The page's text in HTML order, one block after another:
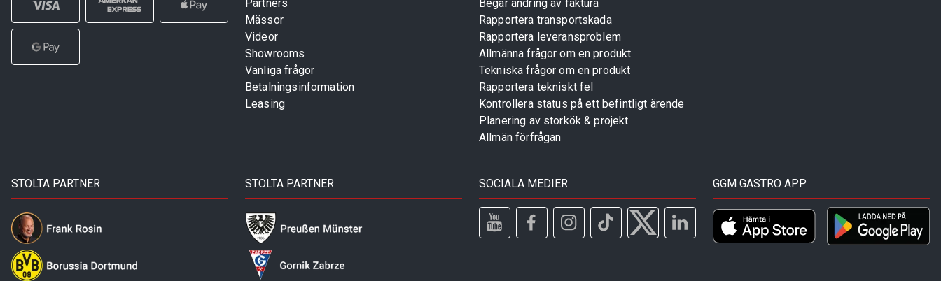
Partners
Mässor
Videor
Showrooms
Vanliga frågor
Betalningsinformation
Leasing
Begär ändring av faktura
Rapportera transportskada
Rapportera leveransproblem
Allmänna frågor om en produkt
Tekniska frågor om en produkt
Rapportera tekniskt fel
Kontrollera status på ett befintligt ärende
Planering av storkök & projekt
Allmän förfrågan
STOLTA PARTNER STOLTA PARTNER SOCIALA MEDIER GGM GASTRO APP